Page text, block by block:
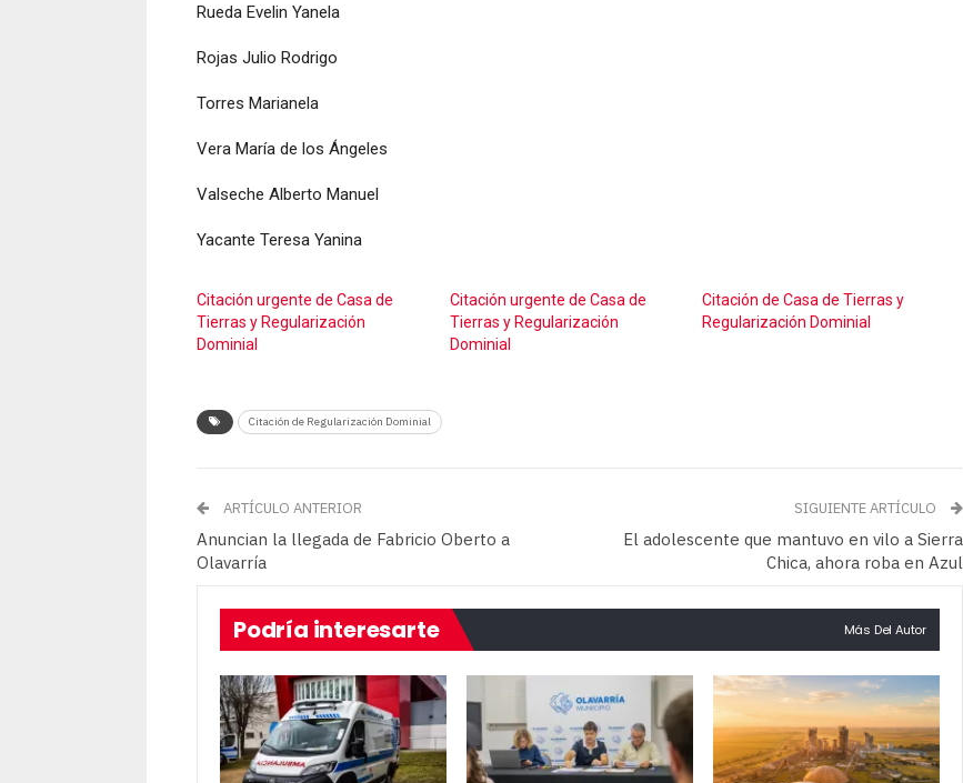
Rueda Evelin Yanela
Rojas Julio Rodrigo
Torres Marianela
Vera María de los Ángeles
Valseche Alberto Manuel
Yacante Teresa Yanina
Citación urgente de Casa de
Tierras y Regularización
Dominial
Citación urgente de Casa de
Tierras y Regularización
Dominial
Citación de Casa de Tierras y
Regularización Dominial
Citación de Regularización Dominial
ARTÍCULO ANTERIOR
Anuncian la llegada de Fabricio Oberto a
Olavarría
SIGUIENTE ARTÍCULO
El adolescente que mantuvo en vilo a Sierra
Chica, ahora roba en Azul
Podría interesarte Más Del Autor